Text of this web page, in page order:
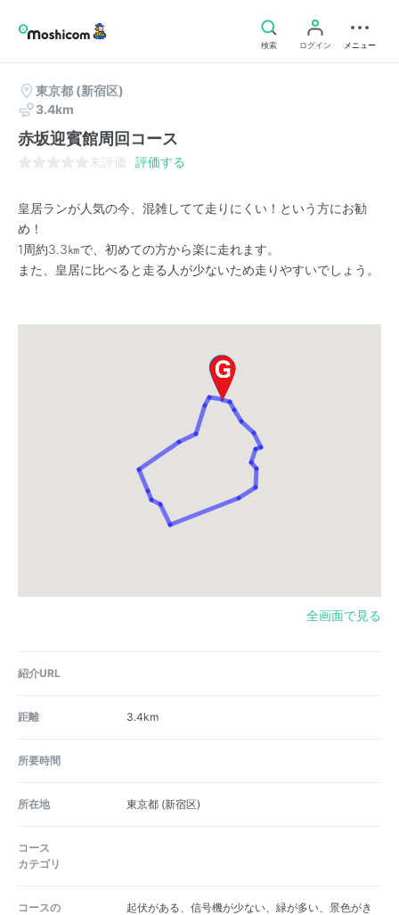
検索 ログイン メニュー
東京都 (新宿区)
3.4km
赤坂迎賓館周回コース
未評価 評価する
皇居ランが人気の今、混雑してて走りにくい！という方にお勧
め！
1周約3.3㎞で、初めての方から楽に走れます。
また、皇居に比べると走る人が少ないため走りやすいでしょう。
全画面で見る
紹介URL
距離 3.4km
所要時間
所在地 東京都 (新宿区)
コース
カテゴリ
コースの
起伏がある、信号機が少ない、緑が多い、景色がき